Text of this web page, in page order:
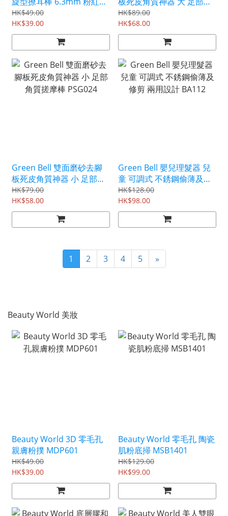
G2190
HK$49.00
HK$39.00
質搓摩棒 PSG025
HK$89.00
HK$68.00
Green Bell 雙面磨砂去腳
板死皮角質神器 小 足部角
質搓摩棒 PSG024
HK$79.00
HK$58.00
Green Bell 嬰兒理髮器 兒
童 可調式 不銹鋼偷薄及修
剪 兩用設計 BA112
HK$128.00
HK$98.00
1 2 3 4 5 »
Beauty World 美妝
Beauty World 3D 零毛孔
親膚粉撲 MDP601
HK$49.00
HK$39.00
Beauty World 零毛孔 陶瓷
肌粉底掃 MSB1401
HK$129.00
HK$99.00